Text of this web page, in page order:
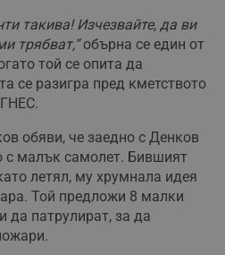
такива! Изчезвайте, да ви
трябват,“обърна се един от
той се опита да
се разигра пред кметството
обяви, че заедно с Денков
с малък самолет. Бившият
летял, му хрумнала идея
Той предложи 8 малки
да патрулират, за да